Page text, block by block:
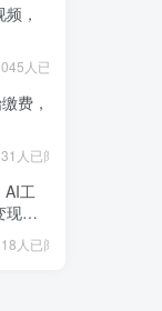
，
人已阅读
费，
人已阅读
AI工
现等
人已阅读